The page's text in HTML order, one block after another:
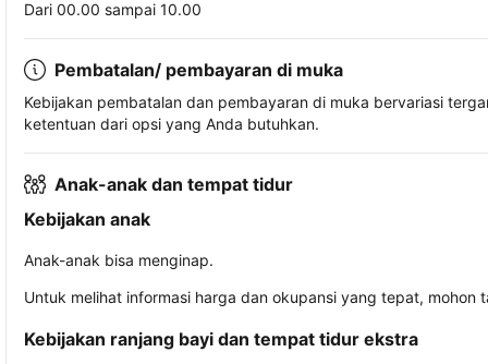
Dari 00.00 sampai 10.00
Pembatalan/ pembayaran di muka
Kebijakan pembatalan dan pembayaran di muka bervariasi
ketentuan dari opsi yang Anda butuhkan.
Anak-anak dan tempat tidur
Kebijakan anak
Anak-anak bisa menginap.
Untuk melihat informasi harga dan okupansi yang tepat,
Kebijakan ranjang bayi dan tempat tidur ekstra